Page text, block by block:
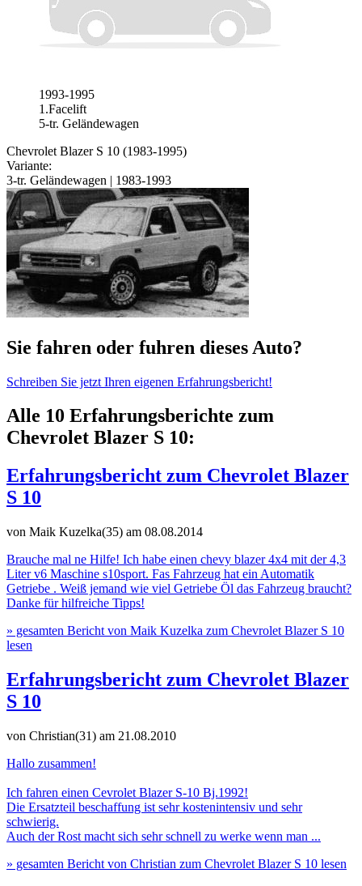
1993-1995
1.Facelift
5-tr. Geländewagen
Chevrolet Blazer S 10 (1983-1995)
Variante:
3-tr. Geländewagen | 1983-1993
Sie fahren oder fuhren dieses Auto?
Schreiben Sie jetzt Ihren eigenen Erfahrungsbericht!
Alle 10 Erfahrungsberichte zum
Chevrolet Blazer S 10:
Erfahrungsbericht zum Chevrolet Blazer
S 10
von Maik Kuzelka(35) am 08.08.2014
Brauche mal ne Hilfe! Ich habe einen chevy blazer 4x4 mit der 4,3
Liter v6 Maschine s10sport. Fas Fahrzeug hat ein Automatik
Getriebe . Weiß jemand wie viel Getriebe Öl das Fahrzeug braucht?
Danke für hilfreiche Tipps!
» gesamten Bericht von Maik Kuzelka zum Chevrolet Blazer S 10
lesen
Erfahrungsbericht zum Chevrolet Blazer
S 10
von Christian(31) am 21.08.2010
Hallo zusammen!
Ich fahren einen Cevrolet Blazer S-10 Bj.1992!
Die Ersatzteil beschaffung ist sehr kostenintensiv und sehr
schwierig.
Auch der Rost macht sich sehr schnell zu werke wenn man ...
» gesamten Bericht von Christian zum Chevrolet Blazer S 10 lesen